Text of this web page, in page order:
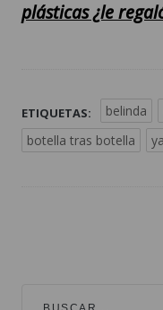
plásticas ¿le
ETIQUETAS: belinda
botella tras botella